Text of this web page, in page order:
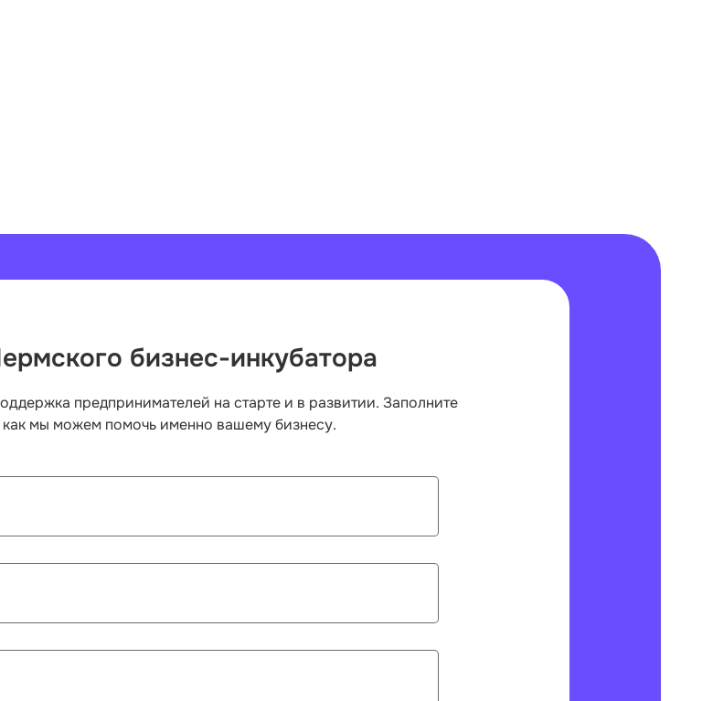
бизнес-инкубатора
предпринимателей на старте и в развитии. Заполните
как мы можем помочь именно вашему бизнесу.